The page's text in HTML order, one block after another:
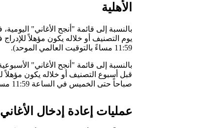
الأهلية
11:59 مساءً بالتوقيت العالمي الموحد).
صباحاً حتى الخميس في الساعة 11:59 مساءً بالتوقيت العالمي الموحد).
عمليات إعادة إدخال الأغاني